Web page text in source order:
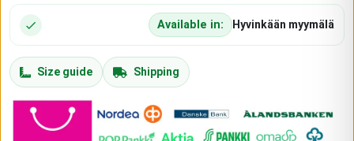
Available in: Hyvinkään myymälä
Size guide Shipping